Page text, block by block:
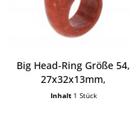
Big Head-Ring Größe 54,
27x32x13mm,
Schaumkoralle
Inhalt 1 Stück